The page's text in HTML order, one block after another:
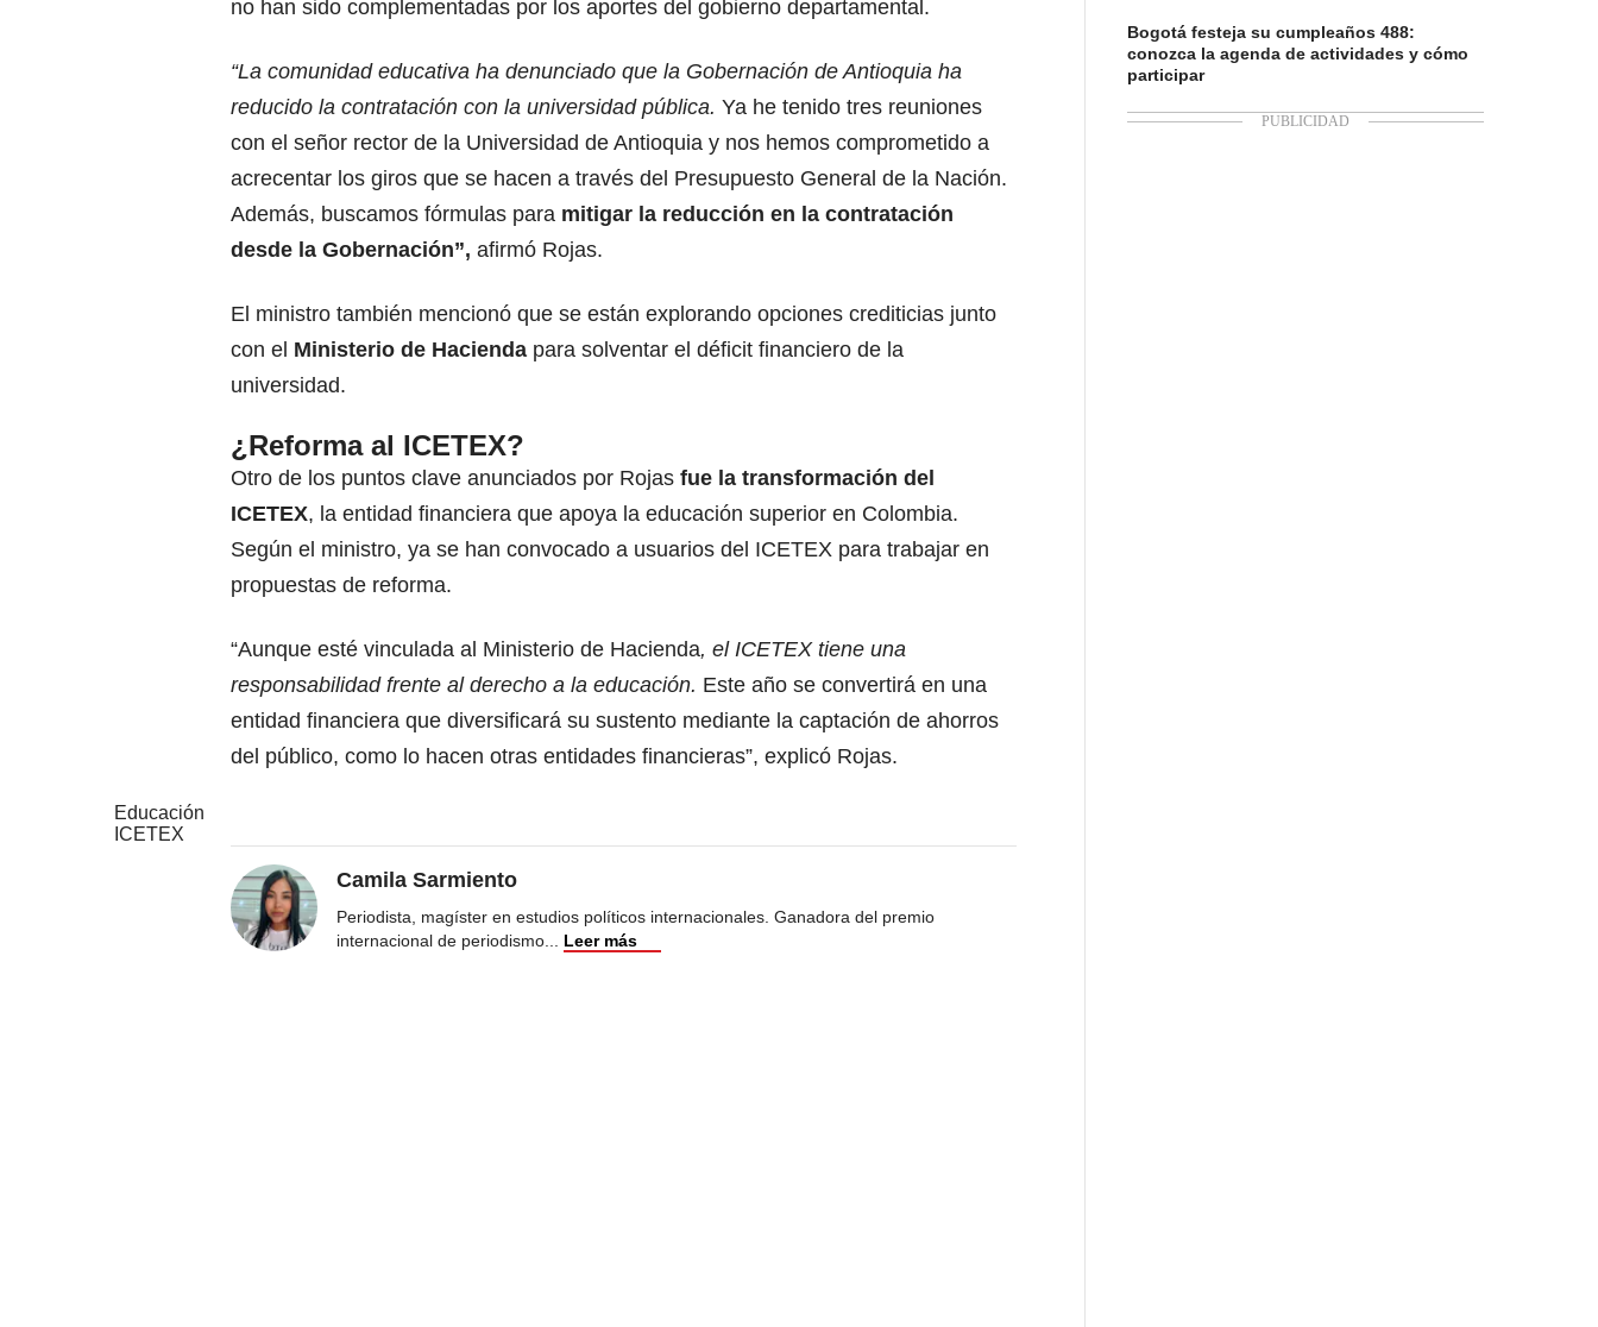
no han sido complementadas por los aportes del gobierno departamental.
“La comunidad educativa ha denunciado que la Gobernación de Antioquia ha
reducido la contratación con la universidad pública. Ya he tenido tres reuniones
con el señor rector de la Universidad de Antioquia y nos hemos comprometido a
acrecentar los giros que se hacen a través del Presupuesto General de la Nación.
Además, buscamos fórmulas para mitigar la reducción en la contratación
desde la Gobernación”, afirmó Rojas.
El ministro también mencionó que se están explorando opciones crediticias junto
con el Ministerio de Hacienda para solventar el déficit financiero de la
universidad.
¿Reforma al ICETEX?
Otro de los puntos clave anunciados por Rojas fue la transformación del
ICETEX, la entidad financiera que apoya la educación superior en Colombia.
Según el ministro, ya se han convocado a usuarios del ICETEX para trabajar en
propuestas de reforma.
“Aunque esté vinculada al Ministerio de Hacienda, el ICETEX tiene una
responsabilidad frente al derecho a la educación. Este año se convertirá en una
entidad financiera que diversificará su sustento mediante la captación de ahorros
del público, como lo hacen otras entidades financieras”, explicó Rojas.
Educación
ICETEX
Camila Sarmiento
Periodista, magíster en estudios políticos internacionales. Ganadora del premio
internacional de periodismo... Leer más
Bogotá festeja su cumpleaños 488:
conozca la agenda de actividades y cómo
participar